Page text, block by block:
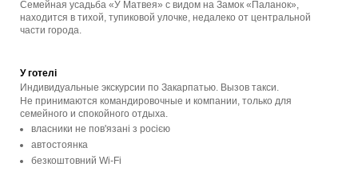
Семейная усадьба «У Матвея» с видом на Замок «Паланок»,
находится в тихой, тупиковой улочке, недалеко от центральной
части города.
У готелі
Индивидуальные экскурсии по Закарпатью. Вызов такси.
Не принимаются командировочные и компании, только для
семейного и спокойного отдыха.
власники не пов'язані з росією
автостоянка
безкоштовний Wi-Fi